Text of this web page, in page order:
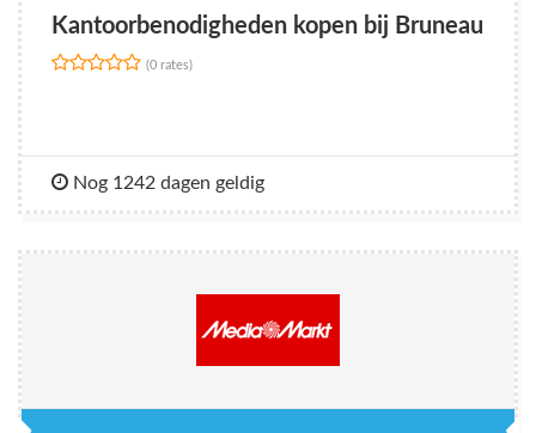
Kantoorbenodigheden kopen bij Bruneau
(0 rates)
Nog 1242 dagen geldig